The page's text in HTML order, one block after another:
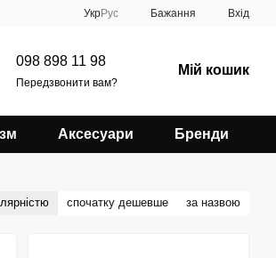
УкрРус Бажання Вхід
098 898 11 98
Передзвонити вам?
Мій кошик
Аксесуари Бренди
спочатку дешевше за назвою